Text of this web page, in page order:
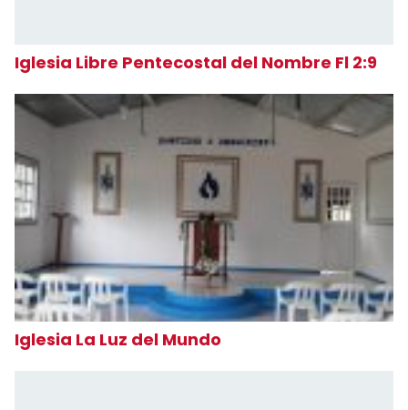
Iglesia Libre Pentecostal del Nombre Fl 2:9
Iglesia La Luz del Mundo